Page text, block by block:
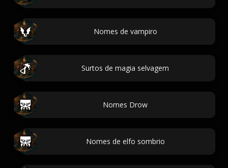
Nomes de vampiro
Surtos de magia selvagem
Nomes Drow
Nomes de elfo sombrio